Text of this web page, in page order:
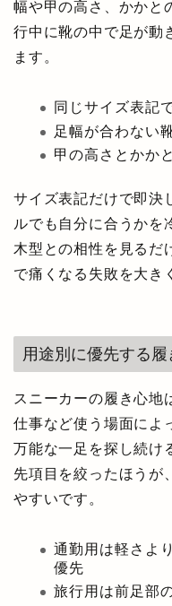
幅や甲の高さ、かかと
行中に靴の中で足が動
ます。
同じサイズ表記
足幅が合わない
甲の高さとかか
サイズ表記だけで即決
ルでも自分に合うかを
木型との相性を見るだ
で痛くなる失敗を大き
用途別に優先する
スニーカーの履き心地
仕事など使う場面によ
万能な一足を探し続け
先項目を絞ったほうが
やすいです。
通勤用は軽さよ
優先
旅行用は前足部